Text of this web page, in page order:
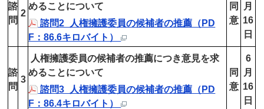
諮
問
2
めることについて
諮問2_人権擁護委員の候補者の推薦（PD
F：86.6キロバイト）
同
意
月
16
日
諮
問
3
人権擁護委員の候補者の推薦につき意見を求
めることについて
諮問3_人権擁護委員の候補者の推薦（PD
F：86.4キロバイト）
同
意
6
月
16
日